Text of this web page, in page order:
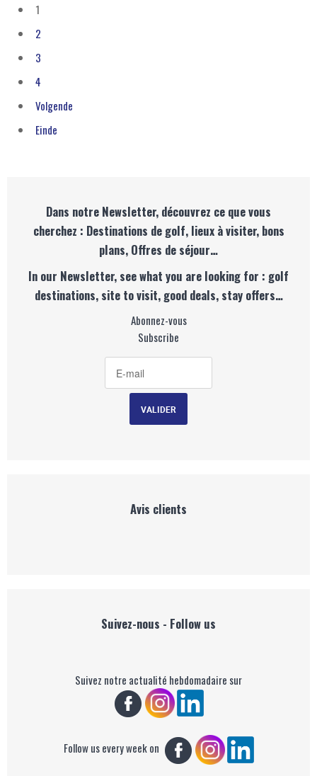
1
2
3
4
Volgende
Einde
Dans notre Newsletter, découvrez ce que vous
cherchez : Destinations de golf, lieux à visiter, bons
plans, Offres de séjour…
In our Newsletter, see what you are looking for : golf
destinations, site to visit, good deals, stay offers…
Abonnez-vous
Subscribe
Avis clients
Suivez-nous - Follow us
Suivez notre actualité hebdomadaire sur
Follow us every week on